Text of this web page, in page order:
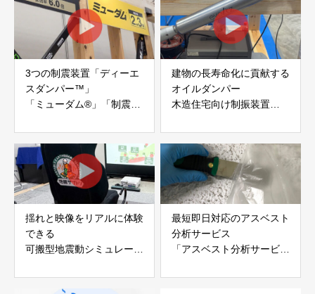
3つの制震装置「ディーエ
スダンパー™」
「ミューダム®」「制震テ
アイディールブレーン株式
会社
建物の長寿命化に貢献する
オイルダンパー
木造住宅向け制振装置
株式会社evoltz
揺れと映像をリアルに体験
できる
可搬型地震動シミュレータ
白山工業株式会社
最短即日対応のアスベスト
分析サービス
「アスベスト分析サービ